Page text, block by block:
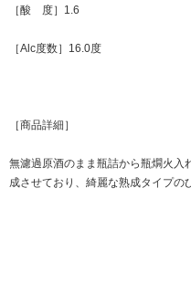
［酸 度］1.6
［Alc度数］16.0度
［商品詳細］
無濾過原酒のまま瓶詰から瓶燗火入
成させており、綺麗な熟成タイプの